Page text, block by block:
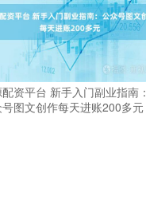
资平台 新手入门副业指南：
图文创作每天进账200多元